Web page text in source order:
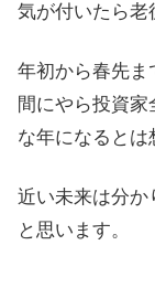
気が付いたら老
年初から春先ま
間にやら投資
な年になるとは
近い未来は分か
と思います。